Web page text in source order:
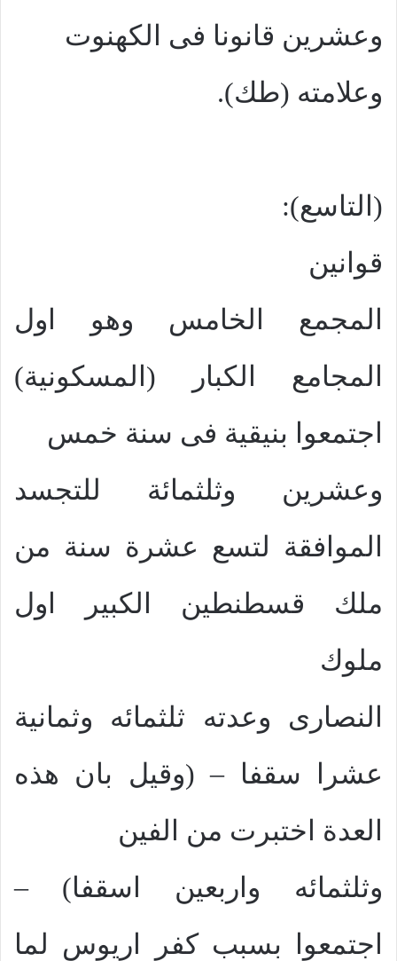
وعشرين قانونا فى الكهنوت
وعلامته (طك).
(التاسع):
قوانين
المجمع الخامس وهو اول
المجامع الكبار (المسكونية)
اجتمعوا بنيقية فى سنة خمس
وعشرين وثلثمائة للتجسد
الموافقة لتسع عشرة سنة من
ملك قسطنطين الكبير اول
ملوك
النصارى وعدته ثلثمائه وثمانية
عشرا سقفا – (وقيل بان هذه
العدة اختبرت من الفين
وثلثمائه واربعين اسقفا) –
اجتمعوا بسبب كفر اريوس لما